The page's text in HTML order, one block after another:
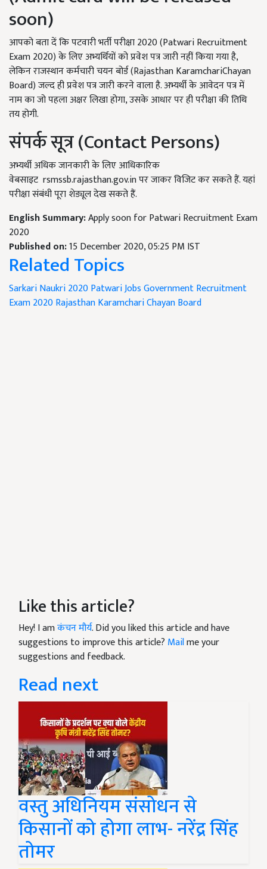
soon)
आपको बता दें कि पटवारी भर्ती परीक्षा 2020 (Patwari Recruitment
Exam 2020) के लिए अभ्यर्थियों को प्रवेश पत्र जारी नहीं किया गया है,
लेकिन राजस्थान कर्मचारी चयन बोर्ड (Rajasthan KaramchariChayan
Board) जल्द ही प्रवेश पत्र जारी करने वाला है. अभ्यर्थी के आवेदन पत्र में
नाम का जो पहला अक्षर लिखा होगा, उसके आधार पर ही परीक्षा की तिथि
तय होगी.
संपर्क सूत्र (Contact Persons)
अभ्यर्थी अधिक जानकारी के लिए आधिकारिक
वेबसाइट rsmssb.rajasthan.gov.in पर जाकर विजिट कर सकते हैं. यहां
परीक्षा संबंधी पूरा शेड्यूल देख सकते हैं.
English Summary:Apply soon for Patwari Recruitment Exam
2020
Published on:15 December 2020, 05:25 PM IST
Related Topics
Sarkari Naukri 2020PatwariJobs GovernmentRecruitment
Exam 2020Rajasthan Karamchari Chayan Board
Like this article?
Hey! I amकंचन मौर्य. Did you liked this article and have
suggestions to improve this article? Mailme your
suggestions and feedback.
Read next
वस्तु अधिनियम संसोधन से
किसानों को होगा लाभ- नरेंद्र सिंह
तोमर